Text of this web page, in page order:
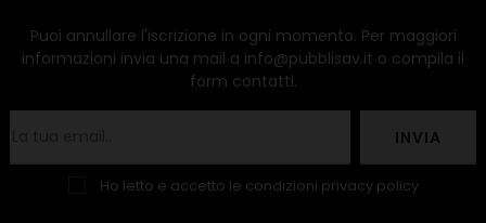
Puoi annullare l'iscrizione in ogni momento. Per maggiori
informazioni invia una mail a info@pubblisav.it o compila il
form contatti.
INVIA
Ho letto e accetto le condizioni privacy policy